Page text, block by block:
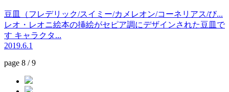
豆皿（フレデリック/スイミー/カメレオン/コーネリアス/び...
レオ・レオニ絵本の挿絵がセピア調にデザインされた豆皿で
す キャラクタ...
2019.6.1
page 8 / 9